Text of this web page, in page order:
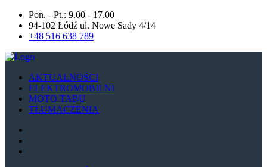
Pon. - Pt.: 9.00 - 17.00
94-102 Łódź ul. Nowe Sady 4/14
+48 516 638 789
AKTUALNOŚCI
ELEKTROMOBILNI
MOTO TABU
TŁUMACZENIA